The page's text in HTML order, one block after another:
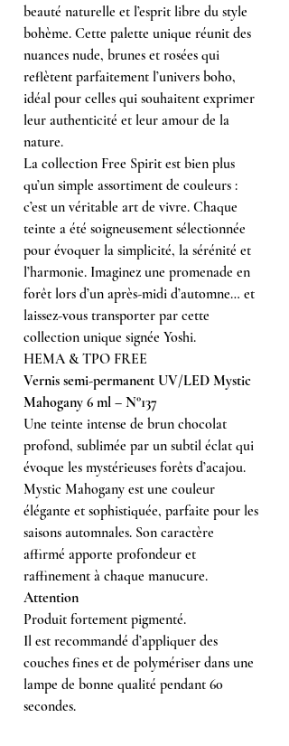
beauté naturelle et l’esprit libre du style
bohème. Cette palette unique réunit des
nuances nude, brunes et rosées qui
reflètent parfaitement l’univers boho,
idéal pour celles qui souhaitent exprimer
leur authenticité et leur amour de la
nature.
La collection Free Spirit est bien plus
qu’un simple assortiment de couleurs :
c’est un véritable art de vivre. Chaque
teinte a été soigneusement sélectionnée
pour évoquer la simplicité, la sérénité et
l’harmonie. Imaginez une promenade en
forêt lors d’un après-midi d’automne… et
laissez-vous transporter par cette
collection unique signée Yoshi.
HEMA & TPO FREE
Vernis semi-permanent UV/LED Mystic
Mahogany 6 ml – N°137
Une teinte intense de brun chocolat
profond, sublimée par un subtil éclat qui
évoque les mystérieuses forêts d’acajou.
Mystic Mahogany est une couleur
élégante et sophistiquée, parfaite pour les
saisons automnales. Son caractère
affirmé apporte profondeur et
raffinement à chaque manucure.
Attention
Produit fortement pigmenté.
Il est recommandé d’appliquer des
couches fines et de polymériser dans une
lampe de bonne qualité pendant 60
secondes.